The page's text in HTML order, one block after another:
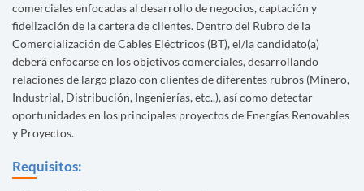
comerciales enfocadas al desarrollo de negocios, captación y
fidelización de la cartera de clientes. Dentro del Rubro de la
Comercialización de Cables Eléctricos (BT), el/la candidato(a)
deberá enfocarse en los objetivos comerciales, desarrollando
relaciones de largo plazo con clientes de diferentes rubros (Minero,
Industrial, Distribución, Ingenierías, etc..), así como detectar
oportunidades en los principales proyectos de Energías Renovables
y Proyectos.
Requisitos: